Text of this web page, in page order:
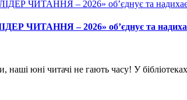
ЧИТАННЯ – 2026» об’єднує та
наші юні читачі не гають часу! У